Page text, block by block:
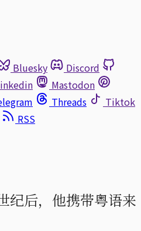
Bluesky
Discord
Mastodon
Threads
Tiktok
RSS
纪后，他携带粤语来